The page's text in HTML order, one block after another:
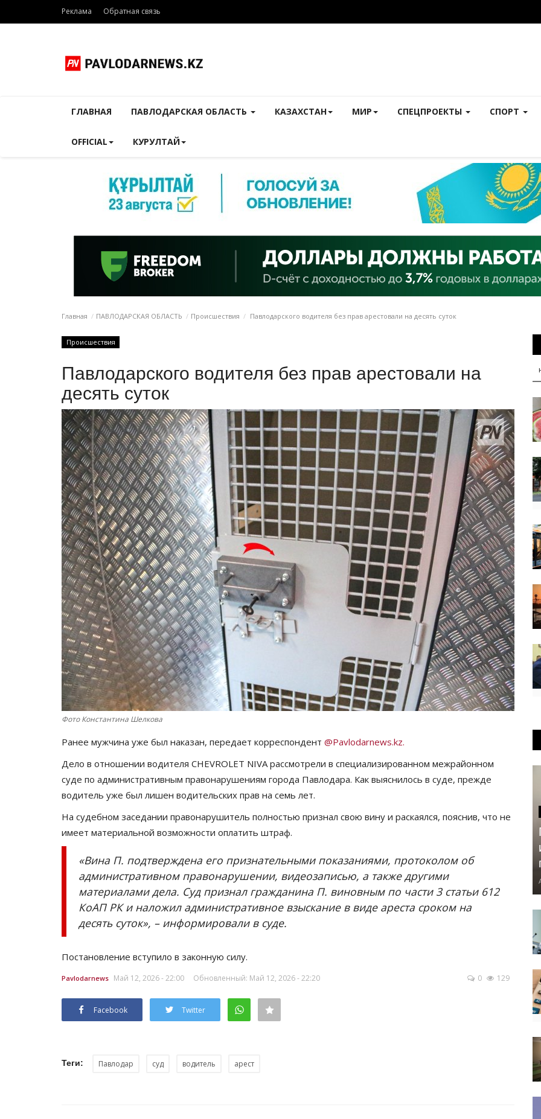
Реклама Обратная связь
ГЛАВНАЯ ПАВЛОДАРСКАЯ ОБЛАСТЬ КАЗАХСТАН МИР СПЕЦПРОЕКТЫ СПОРТ
OFFICIAL КУРУЛТАЙ
Главная ПАВЛОДАРСКАЯ ОБЛАСТЬ Происшествия Павлодарского водителя без прав арестовали на десять суток
Происшествия
Павлодарского водителя без прав арестовали на
десять суток
Фото Константина Шелкова
Ранее мужчина уже был наказан, передает корреспондент @Pavlodarnews.kz.
Дело в отношении водителя CHEVROLET NIVA рассмотрели в специализированном межрайонном
суде по административным правонарушениям города Павлодара. Как выяснилось в суде, прежде
водитель уже был лишен водительских прав на семь лет.
На судебном заседании правонарушитель полностью признал свою вину и раскаялся, пояснив, что не
имеет материальной возможности оплатить штраф.
«Вина П. подтверждена его признательными показаниями, протоколом об
административном правонарушении, видеозаписью, а также другими
материалами дела. Суд признал гражданина П. виновным по части 3 статьи 612
КоАП РК и наложил административное взыскание в виде ареста сроком на
десять суток», – информировали в суде.
Постановление вступило в законную силу.
Pavlodarnews Май 12, 2026 - 22:00 Обновленный: Май 12, 2026 - 22:20 0 129
Facebook Twitter
Теги: Павлодар суд водитель арест